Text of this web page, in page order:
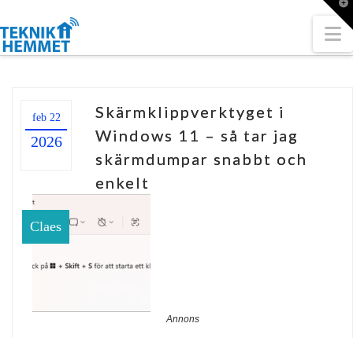
feb 22
2026
Skärmklippverktyget i
Windows 11 – så tar jag
skärmdumpar snabbt och
enkelt
Claes